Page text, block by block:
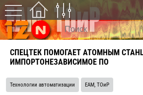
СПЕЦТЕК ПОМОГАЕТ АТОМНЫМ
ИМПОРТОНЕЗАВИСИМОЕ ПО
Технологии автоматизации EAM, ТОиР